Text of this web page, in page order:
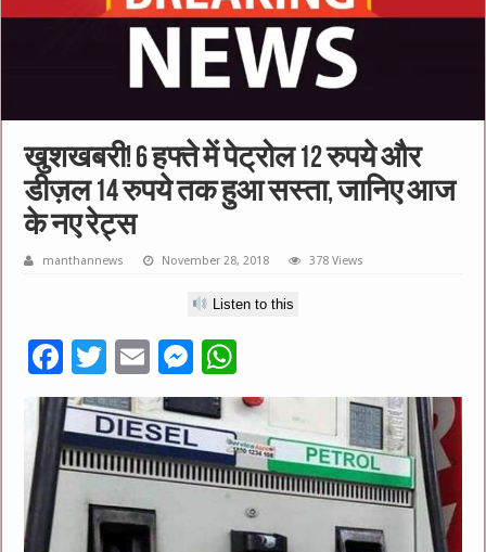
खुशखबरी! 6 हफ्ते में पेट्रोल 12 रुपये और
डीज़ल 14 रुपये तक हुआ सस्ता, जानिए आज
के नए रेट्स
manthannews November 28, 2018 378 Views
Listen to this
F
ac
e
b
o
T
wi
tt
er
E
m
ai
l
M
es
se
n
g
er
h
at
sA
p
p